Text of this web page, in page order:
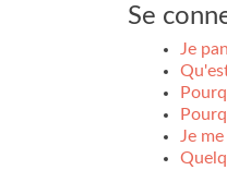
Se
Je
Je